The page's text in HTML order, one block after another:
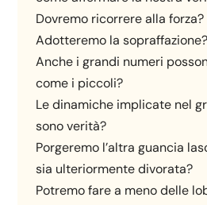
Dovremo ricorrere alla forza?
Adotteremo la sopraffazione?
Anche i grandi numeri
come i piccoli?
Le dinamiche implicate nel
sono verità?
Porgeremo l’altra guancia
sia ulteriormente divorata?
Potremo fare a meno delle